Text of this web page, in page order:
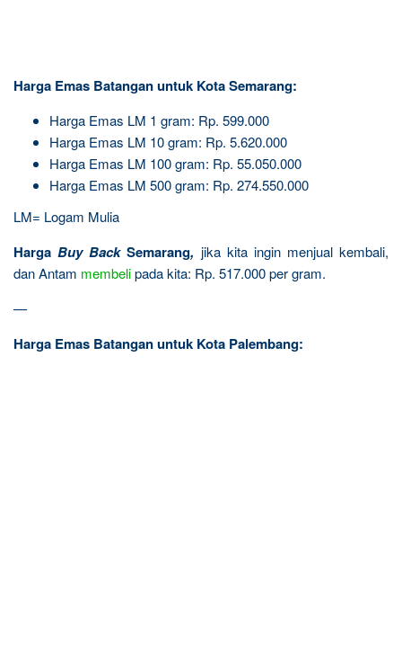
Harga Emas Batangan untuk Kota Semarang:
Harga Emas LM 1 gram: Rp. 599.000
Harga Emas LM 10 gram: Rp. 5.620.000
Harga Emas LM 100 gram: Rp. 55.050.000
Harga Emas LM 500 gram: Rp. 274.550.000
LM= Logam Mulia
HargaBuy BackSemarang, jika kita ingin menjual kembali,
dan Antam membelipada kita: Rp. 517.000 per gram.
—
Harga Emas Batangan untuk Kota Palembang: